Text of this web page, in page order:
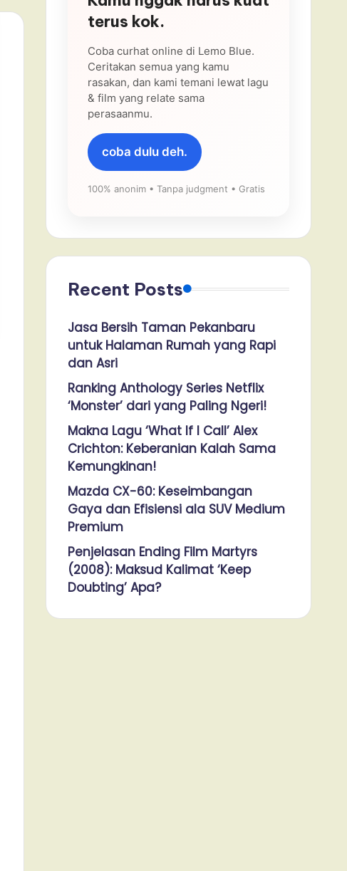
terus kok.
Coba curhat online di Lemo Blue.
Ceritakan semua yang kamu
rasakan, dan kami temani lewat lagu
& film yang relate sama
perasaanmu.
coba dulu deh.
100% anonim • Tanpa judgment • Gratis
Recent Posts
Jasa Bersih Taman Pekanbaru
untuk Halaman Rumah yang Rapi
dan Asri
Ranking Anthology Series Netflix
‘Monster’ dari yang Paling Ngeri!
Makna Lagu ‘What If I Call’ Alex
Crichton: Keberanian Kalah Sama
Kemungkinan!
Mazda CX-60: Keseimbangan
Gaya dan Efisiensi ala SUV Medium
Premium
Penjelasan Ending Film Martyrs
(2008): Maksud Kalimat ‘Keep
Doubting’ Apa?